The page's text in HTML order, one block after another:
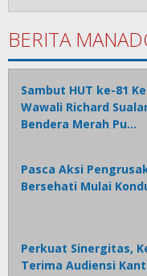
BERITA
Sambut HUT ke-81
Wawali Richard
Bendera Merah Pu…
Pasca Aksi
Bersehati Mulai
Perkuat Sinergitas,
Terima Audiensi